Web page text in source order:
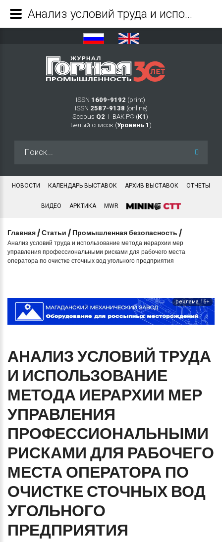
ISSN 1609-9192 (print)
ISSN 2587-9138 (online)
Scopus Q2 Ι ВАК РФ (K1 )
Белый список (Уровень 1 )
НОВОСТИ КАЛЕНДАРЬ ВЫСТАВОК АРХИВ ВЫСТАВОК ОТЧЕТЫ
ВИДЕО АРКТИКА MWR
Главная /Статьи / Промышленная безопасность /
Анализ условий труда и использование метода иерархии мер
управления профессиональными рисками для рабочего места
оператора по очистке сточных вод угольного предприятия
реклама 16+
АНАЛИЗУСЛОВИЙ ТРУДА
И ИСПОЛЬЗОВАНИЕ
МЕТОДА ИЕРАРХИИ МЕР
УПРАВЛЕНИЯ
ПРОФЕССИОНАЛЬНЫМИ
РИСКАМИ ДЛЯ РАБОЧЕГО
МЕСТА ОПЕРАТОРА ПО
ОЧИСТКЕ СТОЧНЫХ ВОД
УГОЛЬНОГО
ПРЕДПРИЯТИЯ
Анализ условий труда и использование метода иерархии мер управления профессиональными рисками для рабочего места оператора по очистке сточных вод угольного предприятия - Журнал Горная промышленность